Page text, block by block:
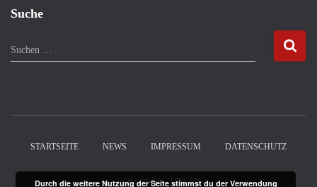
h
Suche
S
u
Suchen …
STARTSEITE NEWS IMPRESSUM DATENSCHUTZ
VERANSTALTUNGEN
Durch die weitere Nutzung der Seite stimmst du der Verwendung